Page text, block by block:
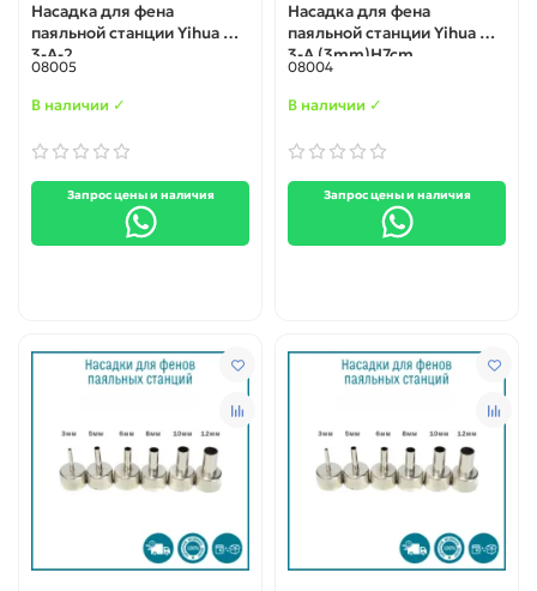
Насадка для фена
паяльной станции Yihua N-
3-A-2
08005
В наличии ✓
Запрос цены и наличия
Насадка для фена
паяльной станции Yihua N-
3-A (3mm)H7cm
08004
В наличии ✓
Запрос цены и наличия